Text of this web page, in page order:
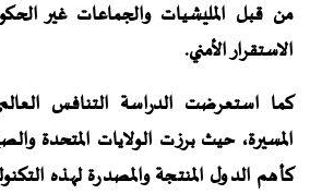
من قبل المليشيات والجماعات غير
الاستقرار الأمني.
كما استعرضت الدراسة التنافس
المسيرة، حيث برزت الولايات المتحدة
كأهم الدول المنتجة والمصدرة لهذه